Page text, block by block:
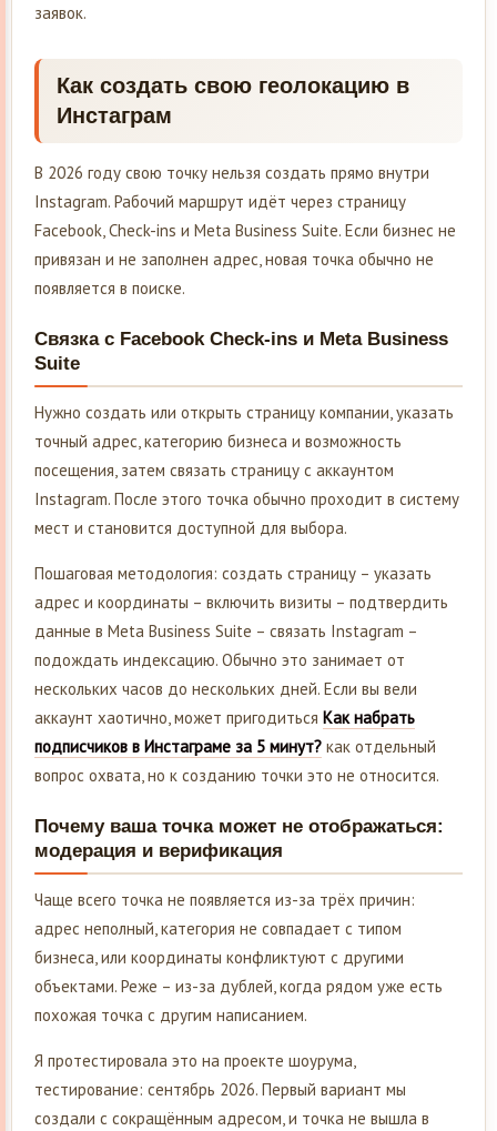
заявок.
Как создать свою геолокацию в
Инстаграм
В 2026 году свою точку нельзя создать прямо внутри
Instagram. Рабочий маршрут идёт через страницу
Facebook, Check-ins и Meta Business Suite. Если бизнес не
привязан и не заполнен адрес, новая точка обычно не
появляется в поиске.
Связка с Facebook Check-ins и Meta Business
Suite
Нужно создать или открыть страницу компании, указать
точный адрес, категорию бизнеса и возможность
посещения, затем связать страницу с аккаунтом
Instagram. После этого точка обычно проходит в систему
мест и становится доступной для выбора.
Пошаговая методология: создать страницу – указать
адрес и координаты – включить визиты – подтвердить
данные в Meta Business Suite – связать Instagram –
подождать индексацию. Обычно это занимает от
нескольких часов до нескольких дней. Если вы вели
аккаунт хаотично, может пригодиться Как набрать
подписчиков в Инстаграме за 5 минут? как отдельный
вопрос охвата, но к созданию точки это не относится.
Почему ваша точка может не отображаться:
модерация и верификация
Чаще всего точка не появляется из-за трёх причин:
адрес неполный, категория не совпадает с типом
бизнеса, или координаты конфликтуют с другими
объектами. Реже – из-за дублей, когда рядом уже есть
похожая точка с другим написанием.
Я протестировала это на проекте шоурума,
тестирование: сентябрь 2026. Первый вариант мы
создали с сокращённым адресом, и точка не вышла в